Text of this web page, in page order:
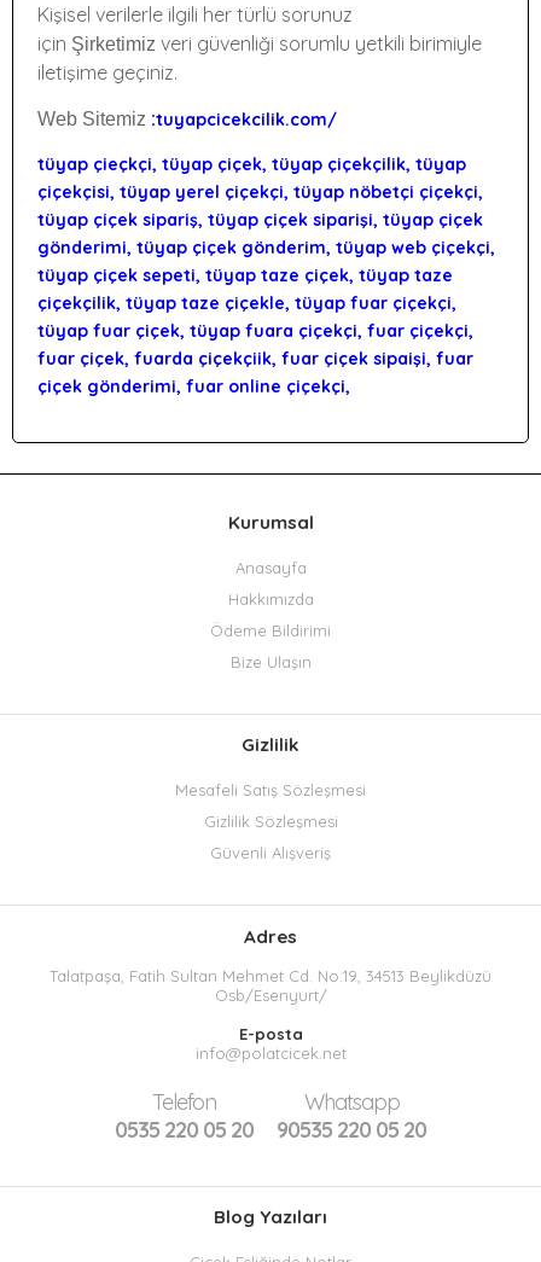
Kişisel verilerle ilgili her türlü sorunuz
için Şirketimiz veri güvenliği sorumlu yetkili birimiyle
iletişime geçiniz.
Web Sitemiz :tuyapcicekcilik.com/
tüyap çieçkçi, tüyap çiçek, tüyap çiçekçilik, tüyap
çiçekçisi, tüyap yerel çiçekçi, tüyap nöbetçi çiçekçi,
tüyap çiçek sipariş, tüyap çiçek siparişi, tüyap çiçek
gönderimi, tüyap çiçek gönderim, tüyap web çiçekçi,
tüyap çiçek sepeti, tüyap taze çiçek, tüyap taze
çiçekçilik, tüyap taze çiçekle, tüyap fuar çiçekçi,
tüyap fuar çiçek, tüyap fuara çiçekçi, fuar çiçekçi,
fuar çiçek, fuarda çiçekçiik, fuar çiçek sipaişi, fuar
çiçek gönderimi, fuar online çiçekçi,
Kurumsal
Anasayfa
Hakkımızda
Ödeme Bildirimi
Bize Ulaşın
Gizlilik
Mesafeli Satış Sözleşmesi
Gizlilik Sözleşmesi
Güvenli Alışveriş
Adres
Talatpaşa, Fatih Sultan Mehmet Cd. No:19, 34513 Beylikdüzü
Osb/Esenyurt/
E-posta
info@polatcicek.net
Telefon
0535 220 05 20
Whatsapp
90535 220 05 20
Blog Yazıları